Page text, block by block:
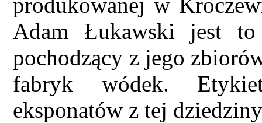
Adam Łukawski jest to
pochodzący z jego
fabryk wódek.
eksponatów z tej